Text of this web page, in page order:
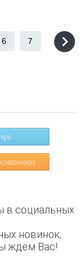
6 7
в социальных
новинок,
ждём Вас!